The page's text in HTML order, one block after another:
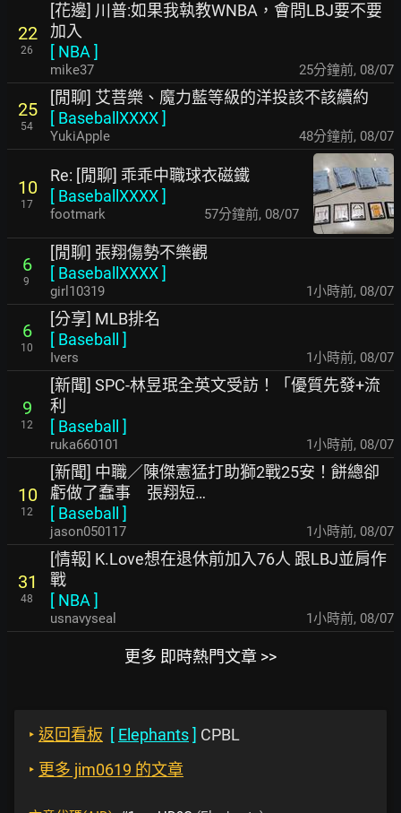
22
26
[花邊] 川普:如果我執教WNBA，會問LBJ要不要
加入
[ NBA ]
mike37 25分鐘前, 08/07
25
54
[閒聊] 艾菩樂、魔力藍等級的洋投該不該續約
[ BaseballXXXX]
YukiApple 48分鐘前, 08/07
10
17
Re: [閒聊] 乖乖中職球衣磁鐵
[ BaseballXXXX]
footmark 57分鐘前, 08/07
6
9
[閒聊] 張翔傷勢不樂觀
[ BaseballXXXX]
girl10319 1小時前, 08/07
6
10
[分享] MLB排名
[ Baseball ]
Ivers 1小時前, 08/07
9
12
[新聞] SPC-林昱珉全英文受訪！「優質先發+流
利
[ Baseball ]
ruka660101 1小時前, 08/07
10
12
[新聞] 中職／陳傑憲猛打助獅2戰25安！餅總卻
虧做了蠢事 張翔短…
[ Baseball ]
jason050117 1小時前, 08/07
31
48
[情報] K.Love想在退休前加入76人 跟LBJ並肩作
戰
[ NBA ]
usnavyseal 1小時前, 08/07
更多 即時熱門文章 >>
‣ 返回看板 [ Elephants] CPBL
‣ 更多 jim0619 的文章